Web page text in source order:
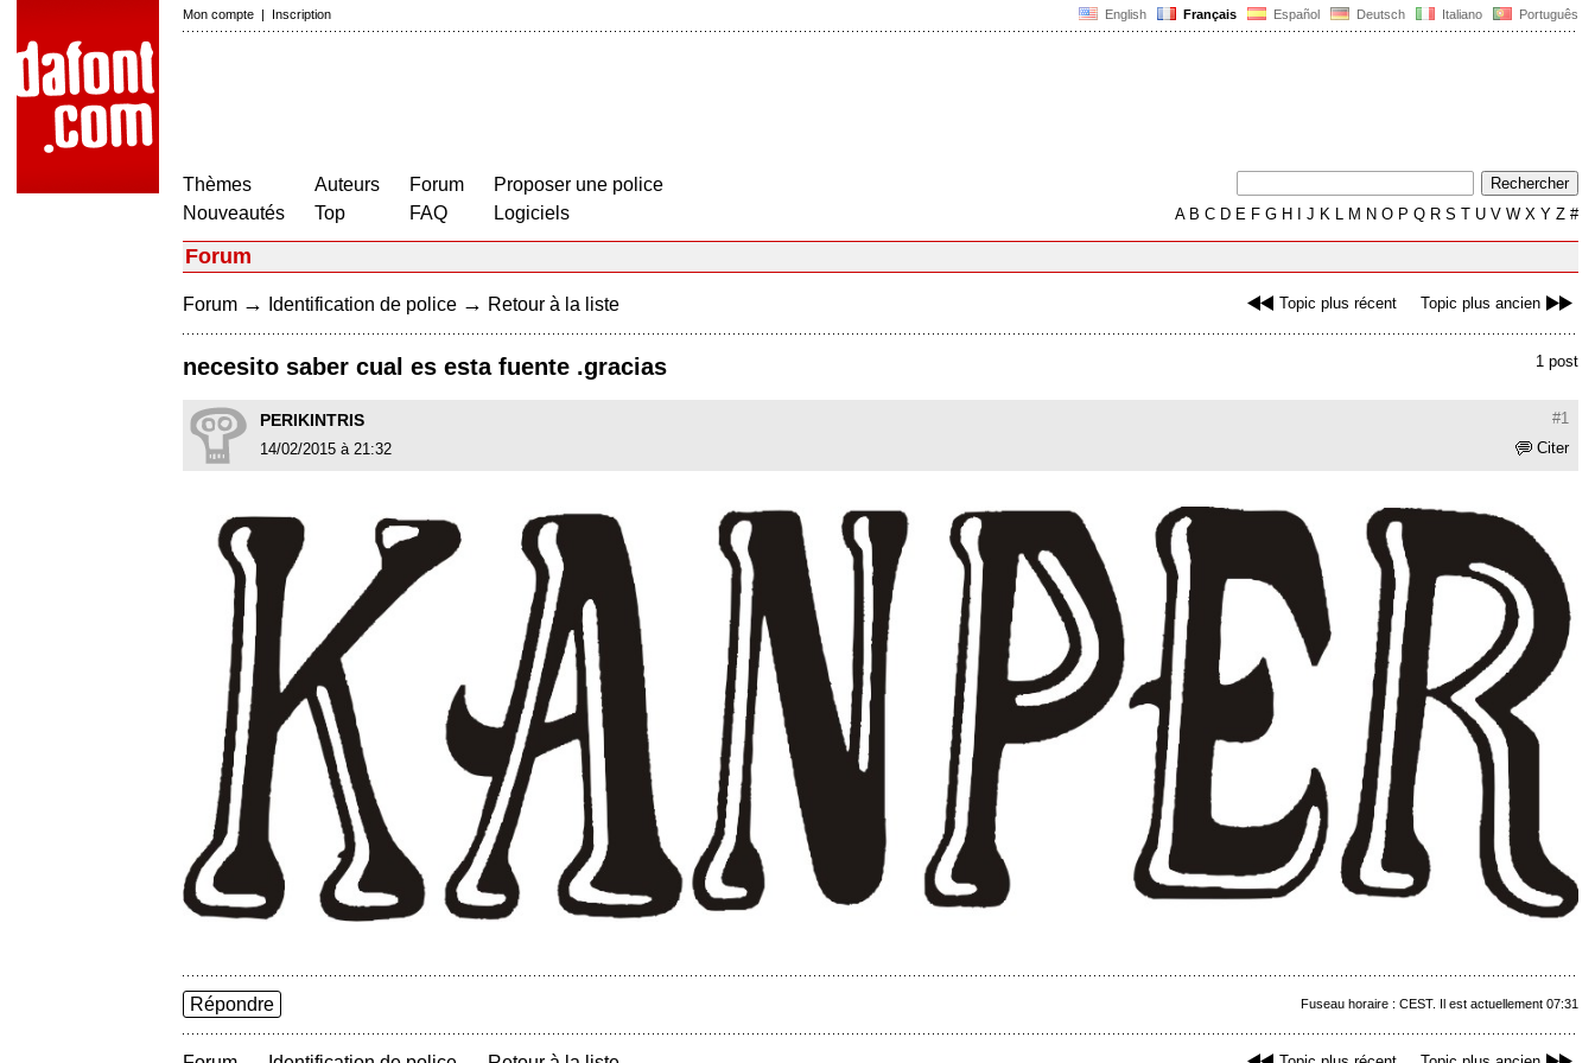
English Français Español Deutsch Italiano Português
Mon compte | Inscription
Thèmes
Nouveautés
Auteurs
Top
Forum
FAQ
Proposer une police
Logiciels
AB C D E F G H J K L M N O P Q R S T U V W X Y Z #
Forum
Topic plus récent Topic plus ancien
Forum → Identification de police → Retour à la liste
1 post
necesito saber cual es esta fuente .gracias
#1
PERIKINTRIS
Citer
14/02/2015 à 21:32
Fuseau horaire : CEST. Il est actuellement 07:31
Répondre